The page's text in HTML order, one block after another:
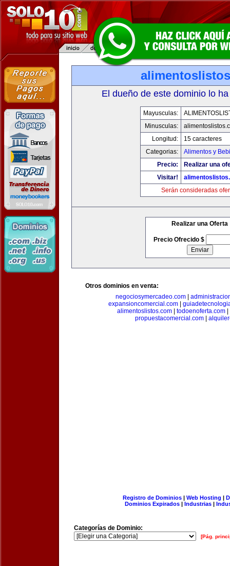
El dueño de este dominio lo
Mayusculas:
Minusculas:
Longitud:
15 caracteres
Categorias:
Alimentos y
Precio:
Realizar una
Visitar!
Serán consideradas
Realizar una Oferta
Precio Ofrecido $
Otros dominios en venta:
negociosymercadeo.com|
expansioncomercial.com|
alimentoslistos.com| todoenoferta.com|
propuestacomercial.com
Registro de Dominios| Web Hosting |
Dominios Expirados | Industrias |
Categorías de Dominio:
[Pág.